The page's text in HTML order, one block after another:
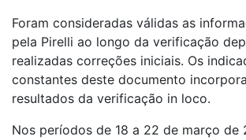
Foram consideradas válidas as
pela Pirelli ao longo da verificação
realizadas correções iniciais. Os
constantes deste documento
resultados da verificação in loco.
Nos períodos de 18 a 22 de março de